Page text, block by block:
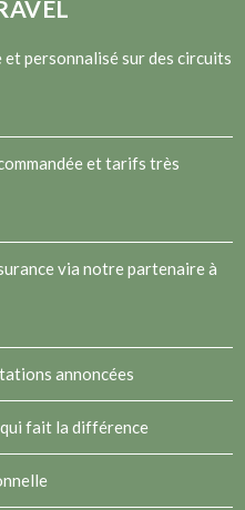
personnalisé sur des circuits
et tarifs très
via notre partenaire à
annoncées
fait la différence